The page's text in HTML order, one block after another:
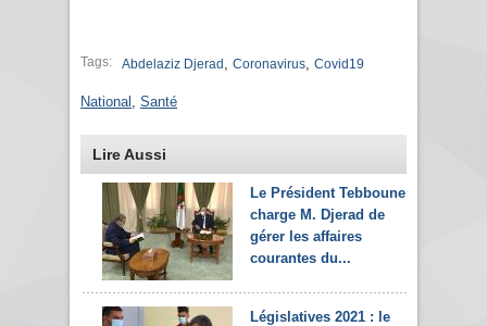
Tags: Abdelaziz Djerad Coronavirus Covid19
National Santé
Lire Aussi
Le Président Tebboune
charge M. Djerad de
gérer les affaires
courantes du...
Législatives 2021 : le